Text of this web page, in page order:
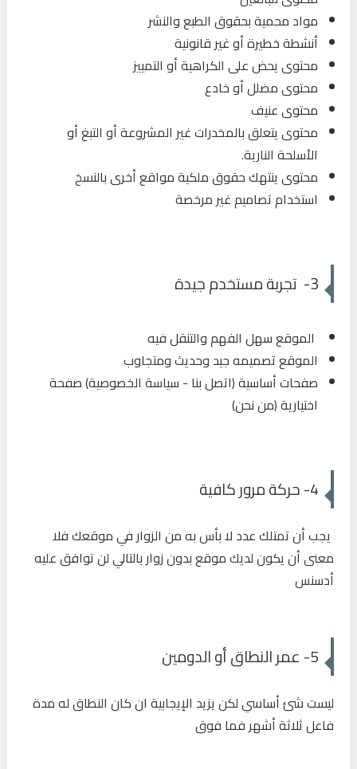
مواد محمية بحقوق الطبع والنشر
أنشطة خطيرة أو غير قانونية
محتوى يحض على الكراهية أو التمييز
محتوى مضلل أو خادع
محتوى عنيف
محتوى يتعلق بالمخدرات غير المشروعة أو التبغ أو
الأسلحة النارية.
محتوى ينتهك حقوق ملكية مواقع أخرى بالنسخ
استخدام تصاميم غير مرخصة
3- تجربة مستخدم جيدة
الموقع سهل الفهم والتنقل فيه
الموقع تصميمه جيد وحديث ومتجاوب
صفحات أساسية (اتصل بنا - سياسة الخصوصية) صفحة
اختيارية (من نحن)
4- حركة مرور كافية
يجب أن تمتلك عدد لا بأس به من الزوار في موقعك فلا
معنى أن يكون لديك موقع بدون زوار بالتالي لن توافق عليه
أدسنس
5- عمر النطاق أو الدومين
ليست شئ أساسي لكن يزيد الإيجابية ان كان النطاق له مدة
فاعل ثلاثة أشهر فما فوق